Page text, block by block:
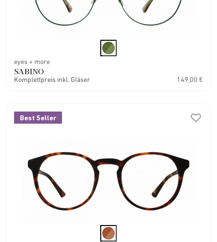
eyes + more
SABINO
Komplettpreis inkl. Gläser 149,00 €
Best Seller